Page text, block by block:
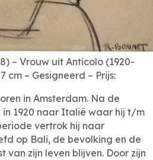
– Vrouw uit Anticolo (1920-
cm – Gesigneerd – Prijs:
in Amsterdam. Na de
1920 naar Italië waar hij t/m
vertrok hij naar
op Bali, de bevolking en de
van zijn leven blijven. Door zijn